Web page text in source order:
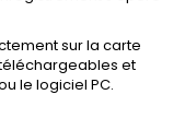
sur la carte
et
le logiciel PC.